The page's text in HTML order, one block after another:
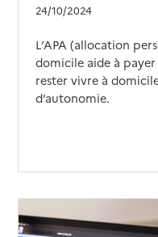
24/10/2024
L’APA (allocation
domicile aide à payer
rester vivre à
d’autonomie.